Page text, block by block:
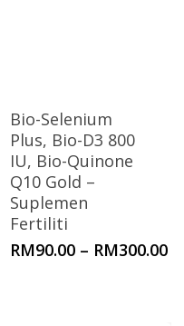
Bio-Selenium
Plus, Bio-D3 800
IU, Bio-Quinone
Q10 Gold –
Suplemen
Fertiliti
RM90.00 – RM300.00